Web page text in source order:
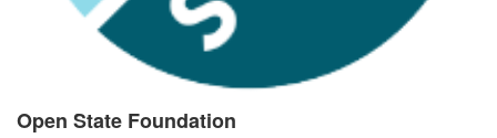
Open State Foundation